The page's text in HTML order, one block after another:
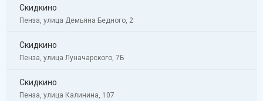
Скидкино
Пенза, улица Демьяна Бедного, 2
Скидкино
Пенза, улица Луначарского, 7Б
Скидкино
Пенза, улица Калинина, 107